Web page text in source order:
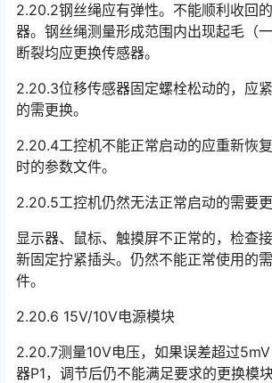
2.20.2钢丝绳应有弹性。不能顺利收回
器。钢丝绳测量形成范围内出现起毛（
断裂均应更换传感器。
2.20.3位移传感器固定螺栓松动的，应
的需更换。
2.20.4工控机不能正常启动的应重新恢
时的参数文件。
2.20.5工控机仍然无法正常启动的需要更
显示器、鼠标、触摸屏不正常的，检查
新固定拧紧插头。仍然不能正常使用的
件。
2.20.6 15V/10V电源模块
2.20.7测量10V电压，如果误差超过
器P1，调节后仍不能满足要求的更换模块